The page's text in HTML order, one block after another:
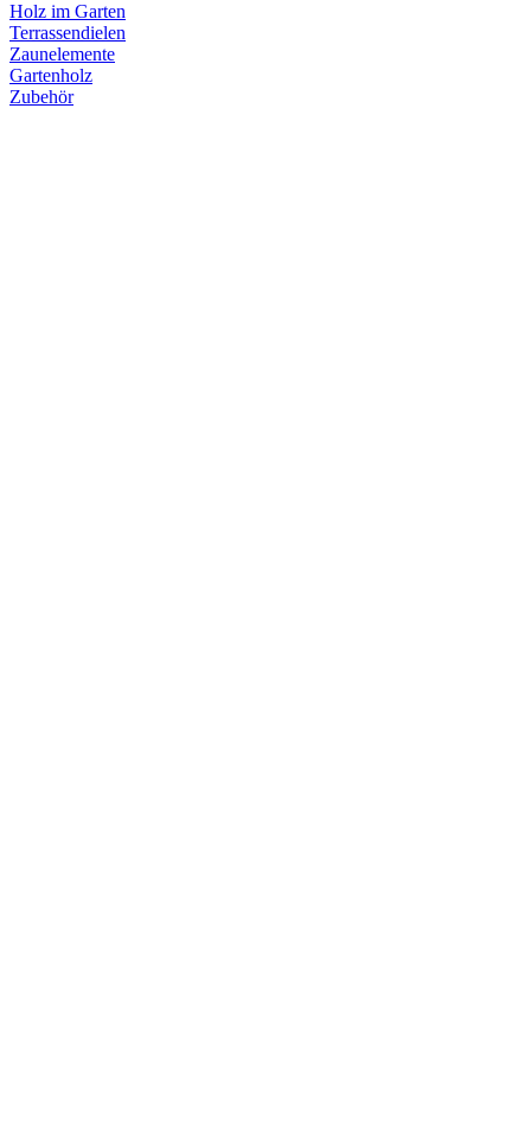
Holz im Garten
Terrassendielen
Zaunelemente
Gartenholz
Zubehör